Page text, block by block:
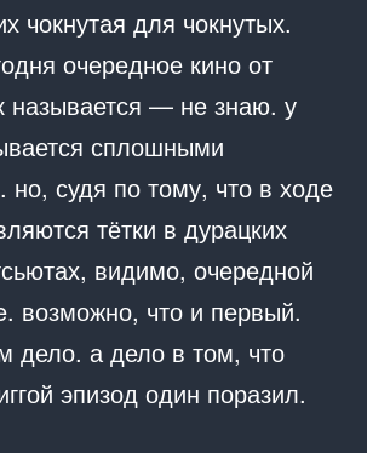
чокнутая для чокнутых.
очередное кино от
называется — не знаю. у
сплошными
но, судя по тому, что в ходе
тётки в дурацких
видимо, очередной
возможно, что и первый.
дело. а дело в том, что
эпизод один поразил.